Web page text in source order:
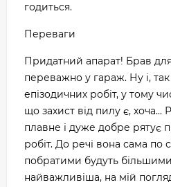
годиться.
Переваги
Придатний апарат! Брав для
переважно у гараж. Ну і,
епізодичних робіт, у тому
що захист від пилу є, хоча...
плавне і дуже добре рятує
робіт. До речі вона сама по
побратими будуть
найважливіша, на мій погляд,